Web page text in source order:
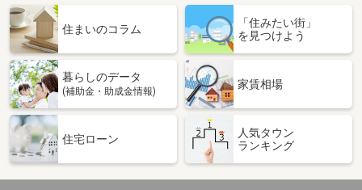
価 格
4.10万円
福島県福島市飯坂町字銀杏
専有面積 32.43m²
間取り
ワンルーム
福島県郡山市安積町長久保１丁目
住 所
福島県郡山市安積町長久保１丁目
専有面積 42.37m²
住まいのコラム
「住みたい街」
を見つけよう
暮らしのデータ
(補助金・助成金情報)
家賃相場
住宅ローン
人気タウン
ランキング